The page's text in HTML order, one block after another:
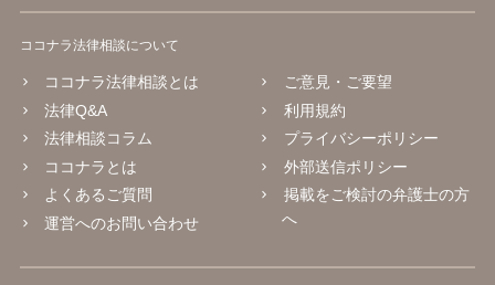
ココナラ法律相談について
ココナラ法律相談とは
法律Q&A
法律相談コラム
ココナラとは
よくあるご質問
運営へのお問い合わせ
ご意見・ご要望
利用規約
プライバシーポリシー
外部送信ポリシー
掲載をご検討の弁護士の方
へ